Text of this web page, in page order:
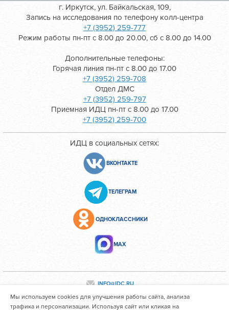
г. Иркутск, ул. Байкальская, 109,
Запись на исследования по телефону колл-центра
+7 (3952) 259-777
Режим работы пн-пт с 8.00 до 20.00, сб с 8.00 до 14.00
Дополнительные телефоны:
Горячая линия пн-пт с 8.00 до 17.00
+7 (3952) 259-708
Отдел ДМС
+7 (3952) 259-797
Приемная ИДЦ пн-пт с 8.00 до 17.00
+7 (3952) 259-700
ИДЦ в социальных сетях:
ВКОНТАКТЕ
ТЕЛЕГРАМ
ОДНОКЛАССНИКИ
МАХ
INFO@IDC.RU
Мы используем cookies для улучшения работы сайта, анализа
трафика и персонализации. Используя сайт или кликая на